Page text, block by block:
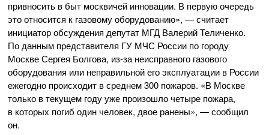
привносить в быт москвичей инновации. В первую очередь
это относится к газовому оборудованию», — считает
инициатор обсуждения депутат МГД Валерий Теличенко.
По данным представителя ГУ МЧС России по городу
Москве Сергея Болгова, из-за неисправного газового
оборудования или неправильной его эксплуатации в России
ежегодно происходит в среднем 300 пожаров. «В Москве
только в текущем году уже произошло четыре пожара,
в которых погиб один человек, двое ранены», — сообщил
он.